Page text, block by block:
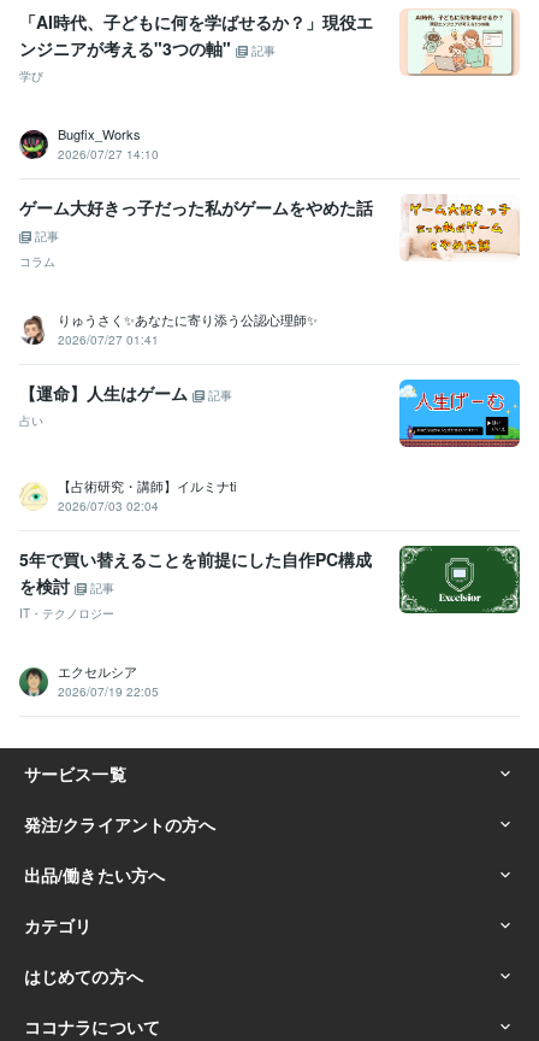
「AI時代、子どもに何を学ばせるか？」現役エ
ンジニアが考える"3つの軸"
記事
学び
Bugfix_Works
2026/07/27 14:10
ゲーム大好きっ子だった私がゲームをやめた話
記事
コラム
りゅうさく✨あなたに寄り添う公認心理師✨
2026/07/27 01:41
【運命】人生はゲーム
記事
占い
【占術研究・講師】イルミナti
2026/07/03 02:04
5年で買い替えることを前提にした自作PC構成
を検討
記事
IT・テクノロジー
エクセルシア
2026/07/19 22:05